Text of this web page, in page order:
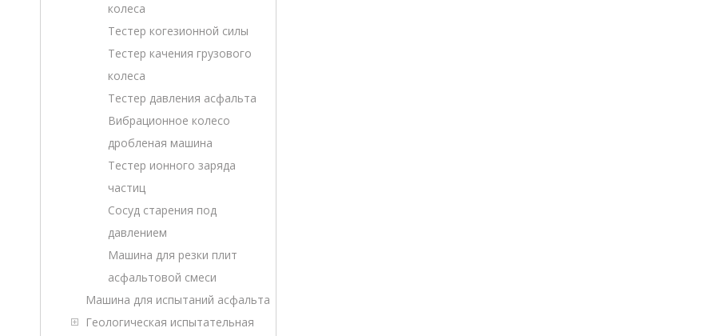
колеса
Тестер когезионной силы
Тестер качения грузового
колеса
Тестер давления асфальта
Вибрационное колесо
дробленая машина
Тестер ионного заряда
частиц
Сосуд старения под
давлением
Машина для резки плит
асфальтовой смеси
Машина для испытаний асфальта
Геологическая испытательная